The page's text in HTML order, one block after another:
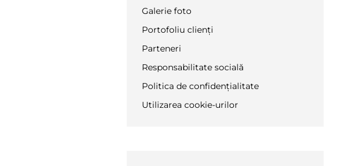
Galerie foto
Portofoliu clienți
Parteneri
Responsabilitate socială
Politica de confidențialitate
Utilizarea cookie-urilor